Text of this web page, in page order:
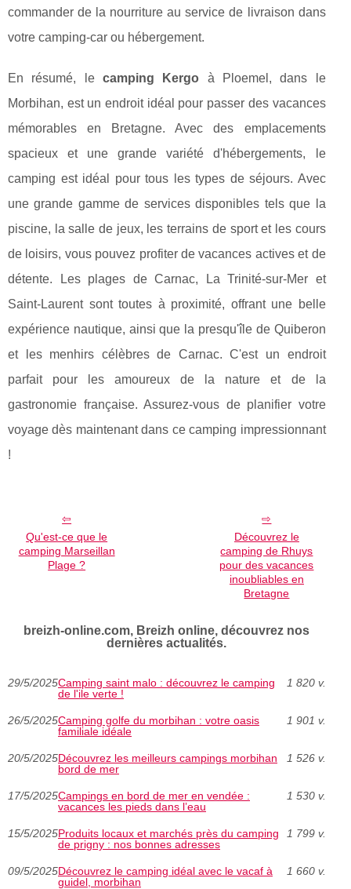
commander de la nourriture au service de livraison dans
votre camping-car ou hébergement.
En résumé, le camping Kergo à Ploemel, dans le
Morbihan, est un endroit idéal pour passer des vacances
mémorables en Bretagne. Avec des emplacements
spacieux et une grande variété d'hébergements, le
camping est idéal pour tous les types de séjours. Avec
une grande gamme de services disponibles tels que la
piscine, la salle de jeux, les terrains de sport et les cours
de loisirs, vous pouvez profiter de vacances actives et de
détente. Les plages de Carnac, La Trinité-sur-Mer et
Saint-Laurent sont toutes à proximité, offrant une belle
expérience nautique, ainsi que la presqu'île de Quiberon
et les menhirs célèbres de Carnac. C'est un endroit
parfait pour les amoureux de la nature et de la
gastronomie française. Assurez-vous de planifier votre
voyage dès maintenant dans ce camping impressionnant
!
Qu'est-ce que le
camping Marseillan
Plage ?
Découvrez le
camping de Rhuys
pour des vacances
inoubliables en
Bretagne
breizh-online.com, Breizh online, découvrez nos
dernières actualités.
29/5/2025Camping saint malo : découvrez le camping
de l'ile verte !
1 820 v.
26/5/2025Camping golfe du morbihan : votre oasis
familiale idéale
1 901 v.
20/5/2025Découvrez les meilleurs campings morbihan
bord de mer
1 526 v.
17/5/2025Campings en bord de mer en vendée :
vacances les pieds dans l’eau
1 530 v.
15/5/2025Produits locaux et marchés près du camping
de prigny : nos bonnes adresses
1 799 v.
09/5/2025Découvrez le camping idéal avec le vacaf à
guidel, morbihan
1 660 v.